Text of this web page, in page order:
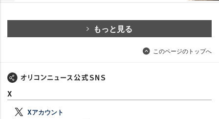
もっと見る
このページのトップへ
X
Xアカウント